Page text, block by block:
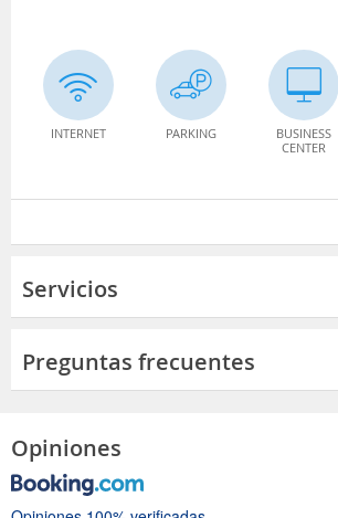
INTERNET PARKING
BUSINESS
CENTER
Servicios
Preguntas frecuentes
Opiniones